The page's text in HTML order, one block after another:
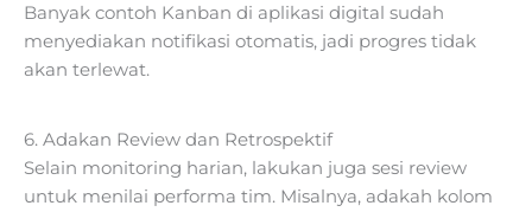
Banyak contoh Kanban di aplikasi digital sudah
menyediakan notifikasi otomatis, jadi progres tidak
akan terlewat.
6. Adakan Review dan Retrospektif
Selain monitoring harian, lakukan juga sesi review
untuk menilai performa tim. Misalnya, adakah kolom